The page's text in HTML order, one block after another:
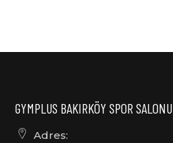
GYMPLUS BAKIRKÖY SPOR SALONU
Adres: